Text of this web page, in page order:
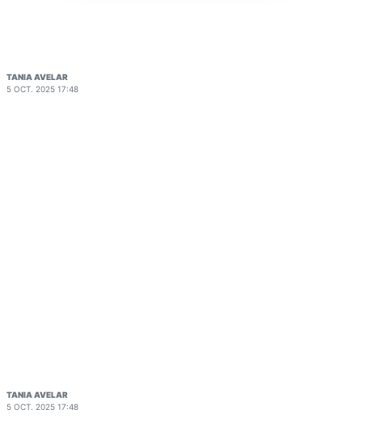
TANIA AVELAR
5 OCT. 2025 17:48
TANIA AVELAR
5 OCT. 2025 17:48